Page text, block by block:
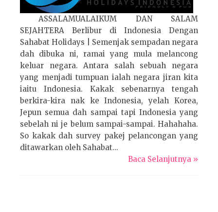
ASSALAMUALAIKUM DAN SALAM
SEJAHTERA Berlibur di Indonesia Dengan
Sahabat Holidays | Semenjak sempadan negara
dah dibuka ni, ramai yang mula melancong
keluar negara. Antara salah sebuah negara
yang menjadi tumpuan ialah negara jiran kita
iaitu Indonesia. Kakak sebenarnya tengah
berkira-kira nak ke Indonesia, yelah Korea,
Jepun semua dah sampai tapi Indonesia yang
sebelah ni je belum sampai-sampai. Hahahaha.
So kakak dah survey pakej pelancongan yang
ditawarkan oleh Sahabat...
Baca Selanjutnya »